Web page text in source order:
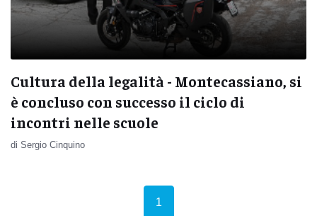
Cultura della legalità - Montecassiano, si
è concluso con successo il ciclo di
incontri nelle scuole
di Sergio Cinquino
1